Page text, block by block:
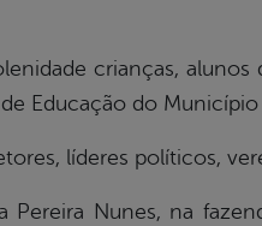
crianças,
Educação do
líderes políticos,
Pereira Nunes, na